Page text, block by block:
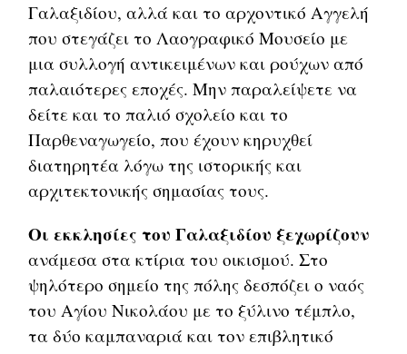
Γαλαξιδίου, αλλά και το αρχοντικό Αγγελή
που στεγάζει το Λαογραφικό Μουσείο με
μια συλλογή αντικειμένων και ρούχων από
παλαιότερες εποχές. Μην παραλείψετε να
δείτε και το παλιό σχολείο και το
Παρθεναγωγείο, που έχουν κηρυχθεί
διατηρητέα λόγω της ιστορικής και
αρχιτεκτονικής σημασίας τους.
Οι εκκλησίες του Γαλαξιδίου ξεχωρίζουν
ανάμεσα στα κτίρια του οικισμού. Στο
ψηλότερο σημείο της πόλης δεσπόζει ο ναός
του Αγίου Νικολάου με το ξύλινο τέμπλο,
τα δύο καμπαναριά και τον επιβλητικό